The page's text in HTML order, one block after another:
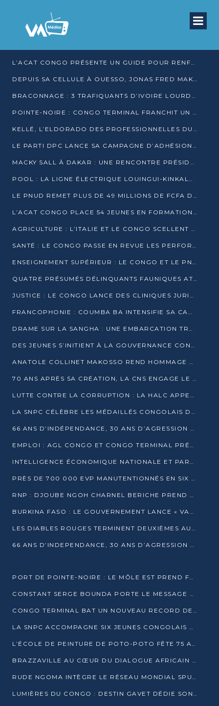
L’ACAT CONGO PRÉSENTE UN GUIDE POUR RENFORCER LES GARANTIES JUDICIAIRES EN GARDE À VUE
DEPUIS SA CELLULE À OUESSO, JONAS FRED MAKITA DÉNONCE CE QU’IL QUALIFIE DE DÉNI DE JUSTICE
BRACONNAGE : 3 TRAFIQUANTS D’IVOIRE LOURDEMENT CONDAMNÉS À DJAMBALA
POINTE-NOIRE : CONGO TERMINAL FRANCHIT UN CAP HISTORIQUE AVEC 99 MOUVEMENTS/HEURE
KELLÉ, L’ELDORADO DES PROFESSIONNELLES DU SEXE
LE PARTI DPC LANCE SA CAMPAGNE D’ADHÉSIONS ET VEUT STRUCTURER SA PRÉSENCE DANS LES 15 DÉPARTEMENTS
MACKY SALL À DAKAR : UNE RENCONTRE PRÉSIDENTIELLE QUI DIVISE L’OPINION SÉNÉGALAISE
POOL : LA LIGNE ÉLECTRIQUE LOUINGUI-KINKALA-BOKO MISE EN SERVICE
LE PNUD REMET PLUS DE 49 MILLIONS DE FCFA D’ÉQUIPEMENTS POUR ACCÉLÉRER LA NUMÉRISATION DU SYSTÈME DE SANTÉ
L’ACAT CONGO PLACE 54 JEUNES EN FORMATION PROFESSIONNELLE
AGRICULTURE : L’ITALIE ET LE CONGO SCELLENT UN PARTENARIAT POUR UNE PRODUCTION LOCALE DURABLE
SANTÉ : LE CONGO PASSE EN REVUE LES PERFORMANCES DE SES HÔPITAUX À MI-PARCOURS
ENSEIGNEMENT SUPÉRIEUR : LE CONGO ET LE PNUD VEULENT RAPPROCHER LA FORMATION UNIVERSITAIRE DES BESOINS DU MARCHÉ DE L’EMPLOI
QUATRE PRÉSUMÉS DÉLINQUANTS FAUNIQUES ATTENDUS DEVANT LA JUSTICE POUR TRAFIC D’IVOIRE
JUSTICE : LE CONGO LANCE DES CLINIQUES JURIDIQUES POUR RAPPROCHER LE DROIT DES CITOYENS
FRANCOPHONIE : COUMBA BA INTENSIFIE SA CAMPAGNE POUR LA SUCCESSION À LA TÊTE DE L’OIF
DRAME SUR LA SANGHA : UNE EMBARCATION TRANSPORTANT DES FIDÈLES DE « NZAMBÉ YA L’HUILE » FAIT NAUFRAGE À OUESSO
DES JEUNES S’INITIENT À LA GOUVERNANCE CONTINENTALE À BRAZZAVILLE
ANATOLE COLLINET MAKOSSO REND HOMMAGE À JEAN-PAUL PIGASSE
70 ANS APRÈS SA CRÉATION, LA CNS ENGAGE LE VIRAGE DE LA DIGITALISATION
LUTTE CONTRE LA CORRUPTION : LA HALC APPELLE À PASSER DES DISCOURS AUX ACTES
LA SNPC CÉLÈBRE LES MÉDAILLÉS CONGOLAIS DES OLYMPIADES PANAFRICAINES DE MATHÉMATIQUES 2026
66 ANS D’INDÉPENDANCE, 30 ANS D’AGRESSION RWANDAISE : 4 PRÉSIDENCES, UN ÉCHEC COLLECTIF
EMPLOI : AGL CONGO ET CONGO TERMINAL PRÉSÉLECTIONNENT PLUS DE 70 JEUNES À POINTE-NOIRE
INTELLIGENCE ÉCONOMIQUE NATIONALE ET PARTENARIATS INTERNATIONAUX : VERS UNE DOCTRINE SOUVERAINE DE SÉCURITÉ ÉCONOMIQUE
PRÈS DE 700 000 EVP MANUTENTIONNÉS EN SIX MOIS PAR CONGO TERMINAL
RNP : DJOUBE NGOH CHARNEL BERICHE PREND LES RÊNES DU PARTI
BURKINA FASO : LE GOUVERNEMENT LANCE « VACANCES UTILES 2026 » POUR FORMER LES ÉLÈVES À 15 MÉTIERS
LES DIABLES ROUGES TERMINENT DEUXIÈMES AU CHAMPIONNAT D’AFRIQUE ZONE 3
66 ANS D’INDEPENDANCE, 30 ANS D’AGRESSION RWAN DAISE : 4 PRESIDENCES, UN ECHEC COLLECTIF
PORT DE POINTE-NOIRE : LE MÔLE EST PREND FORME ET VISE LES GÉANTS DES MERS
CONSTANT SERGE BOUNDA PORTE LE MESSAGE DE COMPASSION DE DENIS SASSOU NGUESSO EN IRAN
CONGO TERMINAL BAT UN NOUVEAU RECORD DE PRODUCTIVITÉ AU PORT DE POINTE-NOIRE
LA SNPC ACCOMPAGNE SIX JEUNES CONGOLAIS AUX OLYMPIADES PANAFRICAINES DE MATHÉMATIQUES
L’ÉCOLE DE PEINTURE DE POTO-POTO FÊTE 75 ANS AU SERVICE DE L’ART CONGOLAIS
BRAZZAVILLE AU CŒUR DU DIALOGUE AFRICAIN SUR LES OBJECTIFS DE DÉVELOPPEMENT DURABLE
RUDE NGOMA INTÈGRE LE RÉSEAU MONDIAL SPUTNIK PRO APRÈS UNE FORMATION À MOSCOU
LUMIÈRES DU CONGO : DESTIN GAVET DÉDIE SON PRIX À L’UNITÉ NATIONALE ET À LA JEUNESSE